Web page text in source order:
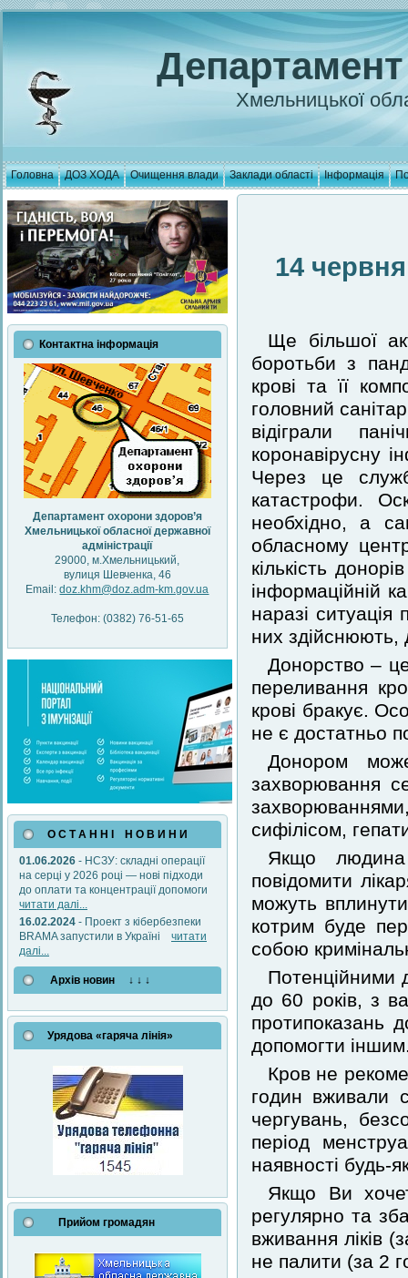
Хмельницької
Головна ДОЗ ХОДА Очищення влади Заклади області Інформація
Контактна інформація
Департамент охорони здоров’я
Хмельницької обласної державної
адміністрації
29000, м.Хмельницький,
вулиця Шевченка, 46
Email:doz.khm@doz.adm-km.gov.ua
Телефон: (0382) 76-51-65
О С Т А Н Н І Н О В И Н И
01.06.2026 - НСЗУ: складні операції
на серці у 2026 році — нові підходи
до оплати та концентрації допомоги
читати далі...
16.02.2024 - Проект з кібербезпеки
BRAMA запустили в Україні читати
далі...
Архів новин ↓ ↓ ↓
Урядова «гаряча лінія»
Прийом громадян
14
Ще більшої
боротьби з
крові та її
головний
відіграли
коронавірусну
Через це
катастрофи.
необхідно, а
обласному
кількість
інформаційній
наразі ситуація
них здійснюють,
Донорство –
переливання
крові бракує.
не є достатньо
Донором
захворювання
сифілісом,
Якщо
повідомити
можуть
котрим буде
собою
Потенційними
до 60 років, з
протипоказань
допомогти
Кров не
годин вживали
чергувань,
період
наявності будь-
Якщо Ви
регулярно та
вживання ліків
не палити (за 2